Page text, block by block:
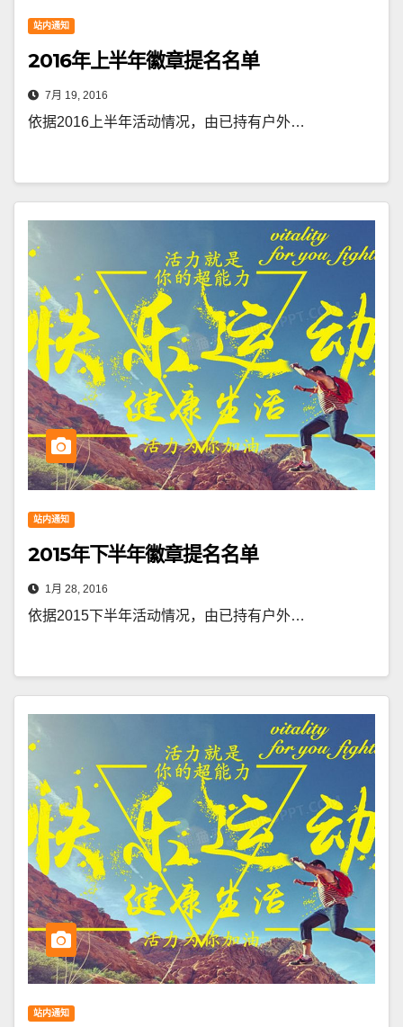
站内通知
2016年上半年徽章提名名单
7月 19, 2016
依据2016上半年活动情况，由已持有户外…
站内通知
2015年下半年徽章提名名单
1月 28, 2016
依据2015下半年活动情况，由已持有户外…
站内通知